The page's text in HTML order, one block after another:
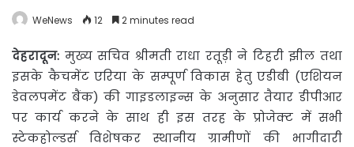
WeNews 12 2 minutes read
देहरादून: मुख्य सचिव श्रीमती राधा रतूड़ी ने टिहरी झील तथा
इसके कैचमेंट एरिया के सम्पूर्ण विकास हेतुएडीबी (एशियन
डेवलपमेंट बैंक) की गाइडलाइन्स के अनुसार तैयार डीपीआर
पर कार्य करने के साथ ही इस तरह के प्रोजेक्ट में सभी
स्टेकहोल्डर्स विशेषकर स्थानीय ग्रामीणों की भागीदारी